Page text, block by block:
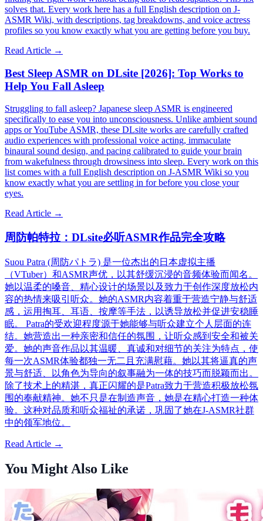
solves that. Every work here has a full English description on J-
ASMR Wiki, with descriptions, tag breakdowns, and voice actress
profiles so you know exactly what you are getting before you buy.
Read Article →
Best Sleep ASMR on DLsite [2026]: Top Works to
Help You Fall Asleep
Struggling to fall asleep? Japanese sleep ASMR is engineered
specifically to ease you into unconsciousness. Unlike ambient sound
apps or YouTube ASMR, these DLsite works are carefully crafted
audio experiences with professional voice acting, immaculate
binaural sound design, and pacing calibrated to guide your brain
from wakefulness through drowsiness into sleep. Every work on this
list comes with a full English description on J-ASMR Wiki so you
know exactly what you are settling in for before you close your
eyes.
Read Article →
周防帕特拉：DLsite必听ASMR作品完全攻略
Suou Patra (周防パトラ) 是一位杰出的日本虚拟主播
（VTuber）和ASMR声优，以其舒缓沉浸的音频体验而闻名。
她以温柔的嗓音、精心设计的场景以及致力于创作深度放松内
容的热情来吸引听众。她的ASMR内容着重于营造宁静与舒适
感，运用掏耳、耳语、按摩等手法，以诱导放松并促进安稳睡
眠。 Patra的受欢迎程度源于她能够与听众建立个人层面的连
结。她营造出一种亲密和信任的氛围，让听众感到安全和被关
爱。她的声音作品以其温暖、真诚和对细节的关注为特点，使
每一次ASMR体验都独一无二且充满慰藉。她以其将逼真的声
景与舒适、以角色为导向的叙事融为一体的技巧而脱颖而出。
除了技术上的精湛，真正闪耀的是Patra致力于营造积极放松氛
围的奉献精神。她不只是在制造声音，她是在精心打造一种体
验。这种对品质和听众福祉的承诺，巩固了她在J-ASMR社群
中的领军地位。
Read Article →
You Might Also Like